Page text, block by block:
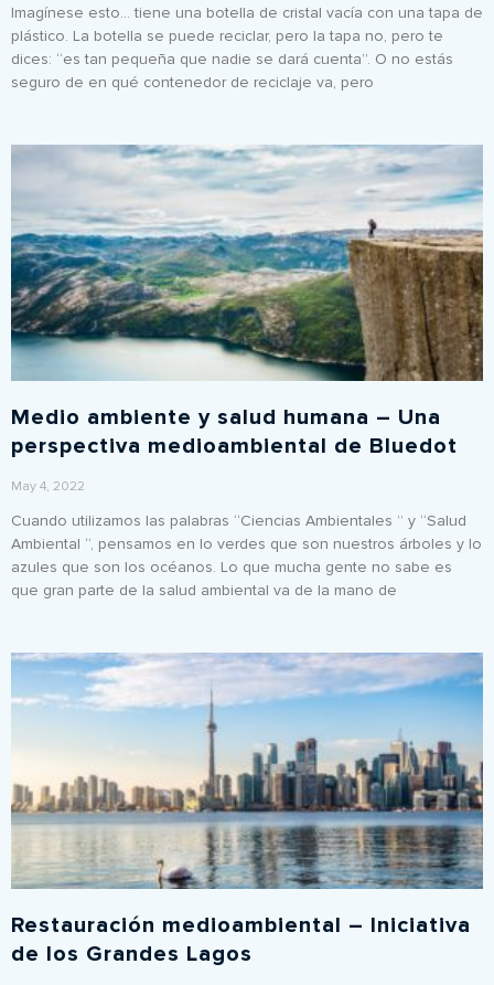
Imagínese esto… tiene una botella de cristal vacía con una tapa de
plástico. La botella se puede reciclar, pero la tapa no, pero te
dices: “es tan pequeña que nadie se dará cuenta”. O no estás
seguro de en qué contenedor de reciclaje va, pero
Medio ambiente y salud humana – Una
perspectiva medioambiental de Bluedot
May 4, 2022
Cuando utilizamos las palabras “Ciencias Ambientales ” y “Salud
Ambiental “, pensamos en lo verdes que son nuestros árboles y lo
azules que son los océanos. Lo que mucha gente no sabe es
que gran parte de la salud ambiental va de la mano de
Restauración medioambiental – Iniciativa
de los Grandes Lagos